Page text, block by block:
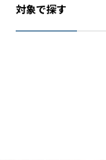
対象で探す